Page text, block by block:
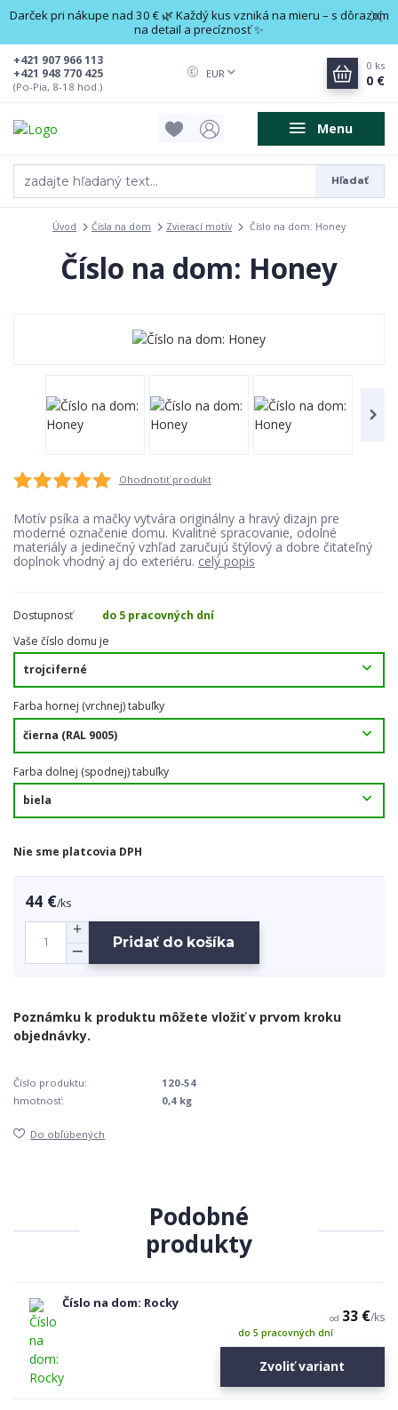
Darček pri nákupe nad 30 € 🌿 Každý kus vzniká na mieru – s dôrazom
na detail a precíznosť ✨
Menu
EUR
Hľadať
+421 948 770 425
+421 907 966 113
(Po-Pia, 8-18 hod.)
0 ks
0 €
Úvod Čísla na dom Zvierací motív Číslo na dom: Honey
Číslo na dom: Honey
Ohodnotiť produkt
Motív psíka a mačky vytvára originálny a hravý dizajn pre
moderné označenie domu. Kvalitné spracovanie, odolné
materiály a jedinečný vzhľad zaručujú štýlový a dobre čitateľný
doplnok vhodný aj do exteriéru. celý popis
Dostupnosť
do 5 pracovných dní
Vaše číslo domu je
Farba hornej (vrchnej) tabuľky
Farba dolnej (spodnej) tabuľky
Nie sme platcovia DPH
44 €/ks
Pridať do košíka
Číslo produktu:
120-54
hmotnosť:
0,4 kg
Do obľúbených
Podobné
produkty
Číslo na dom: Rocky
od 33 €/ks
do 5 pracovných dní
Zvoliť variant